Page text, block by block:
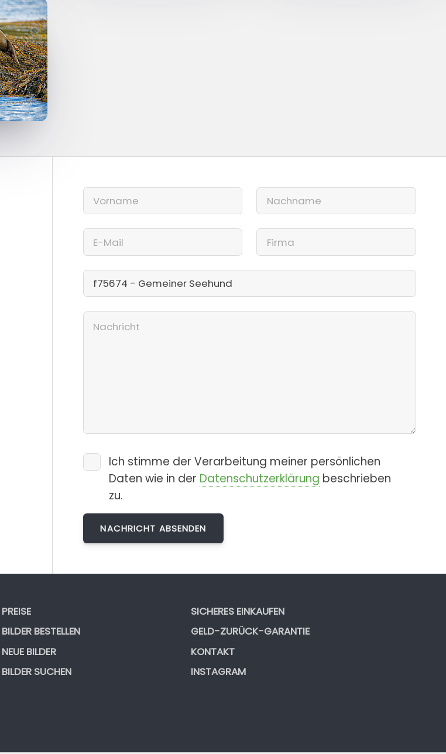
Ich stimme der Verarbeitung meiner persönlichen
Daten wie in der Datenschutzerklärung beschrieben
zu.
PREISE
BILDER BESTELLEN
NEUE BILDER
BILDER SUCHEN
SICHERES EINKAUFEN
GELD-ZURÜCK-GARANTIE
KONTAKT
INSTAGRAM